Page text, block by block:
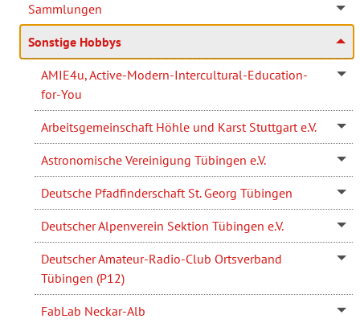
Sammlungen
Sonstige Hobbys
AMIE4u, Active-Modern-Intercultural-Education-
for-You
Arbeitsgemeinschaft Höhle und Karst Stuttgart e.V.
Astronomische Vereinigung Tübingen e.V.
Deutsche Pfadfinderschaft St. Georg Tübingen
Deutscher Alpenverein Sektion Tübingen e.V.
Deutscher Amateur-Radio-Club Ortsverband
Tübingen (P12)
FabLab Neckar-Alb